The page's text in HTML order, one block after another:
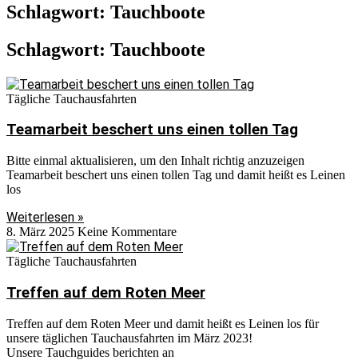
Schlagwort: Tauchboote
Schlagwort: Tauchboote
Tägliche Tauchausfahrten
Teamarbeit beschert uns einen tollen Tag
Bitte einmal aktualisieren, um den Inhalt richtig anzuzeigen
Teamarbeit beschert uns einen tollen Tag und damit heißt es Leinen
los
Weiterlesen »
8. März 2025 Keine Kommentare
Tägliche Tauchausfahrten
Treffen auf dem Roten Meer
Treffen auf dem Roten Meer und damit heißt es Leinen los für
unsere täglichen Tauchausfahrten im März 2023!
Unsere Tauchguides berichten an